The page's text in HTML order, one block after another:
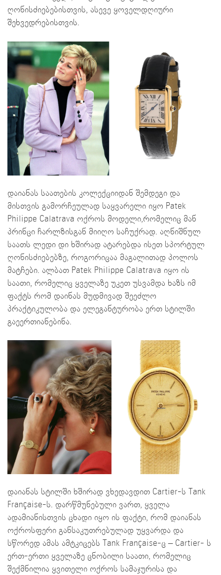
ღონისძიებებისთვის, ასევე ყოველდღიური
შეხვედრებისთვის.
დაიანას საათების კოლექციიდან შემდეგი და
მისთვის გამორჩეულად საყვარელი იყო Patek
Philippe Calatrava ოქროს მოდელი,რომელიც მან
პრინცი ჩარლზისგან მიიღო საჩუქრად. აღნიშნულ
საათს ლედი დი ხშირად ატარებდა ისეთ სპორტულ
ღონისძიებებზე, როგორიცაა მაგალითად პოლოს
მატჩები. ალბათ Patek Philippe Calatrava იყო ის
საათი, რომელიც ყველაზე უკეთ უსვამდა ხაზს იმ
ფაქტს რომ დაინას მუდმივად შეეძლო
პრაქტიკულობა და ელეგანტურობა ერთ სტილში
გაეერთიანებინა.
დაიანას სტილში ხშირად ვხედავდით Cartier-ს Tank
Française-ს. დარწმუნებული ვართ, ყველა
ადამიანისთვის ცხადი იყო ის ფაქტი, რომ დაიანას
ოქროსფერი განსაკუთრებულად უყვარდა და
სწორედ ამას ამტკიცებს Tank Française-ც – Cartier- ს
ერთ-ერთი ყველაზე ცნობილი საათი, რომელიც
შექმნილია ყვითელი ოქროს სამაჯურისა და